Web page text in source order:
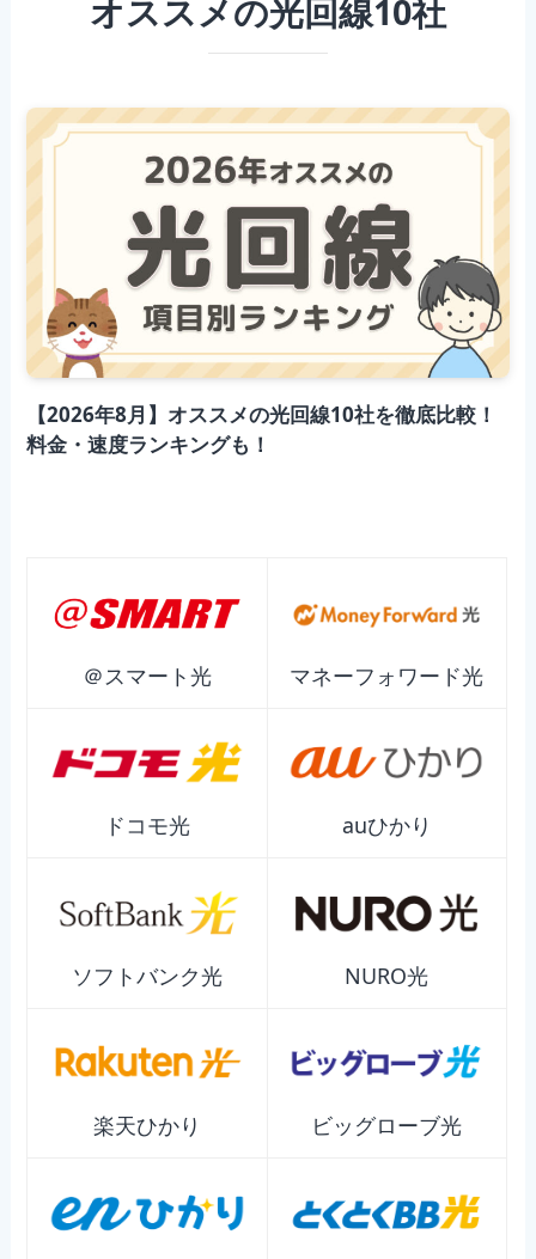
オススメの光回線10社
【2026年8月】オススメの光回線10社を徹底比較！
料金・速度ランキングも！
＠スマート光 マネーフォワード光
ドコモ光 auひかり
ソフトバンク光 NURO光
楽天ひかり ビッグローブ光